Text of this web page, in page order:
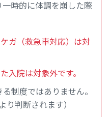
時的に体調を崩した際
ガ（救急車対応）は対
入院は対象外です。
制度ではありません。
り判断されます）